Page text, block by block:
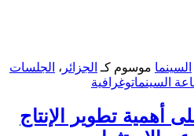
السينما موسوم كـ الجزائر ، الجلسات
السينماتوغرافية
أهمية تطوير الإنتاج